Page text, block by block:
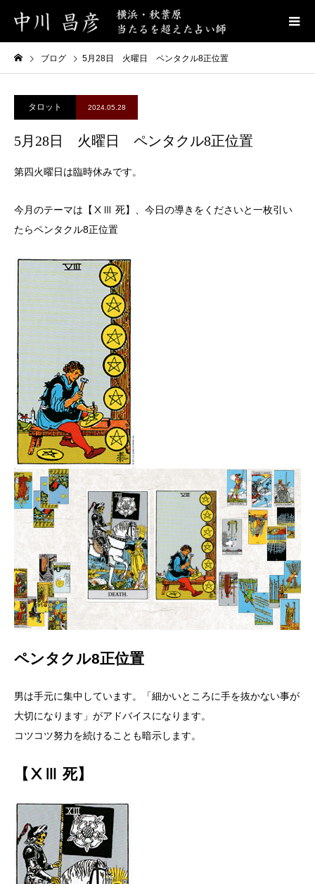
ブログ 5月28日 火曜日 ペンタクル8正位置
タロット 2024.05.28
5月28日 火曜日 ペンタクル8正位置
第四火曜日は臨時休みです。
今月のテーマは【ⅩⅢ 死】、今日の導きをくださいと一枚引い
たらペンタクル8正位置
ペンタクル8正位置
男は手元に集中しています。「細かいところに手を抜かない事が
大切になります」がアドバイスになります。
コツコツ努力を続けることも暗示します。
【ⅩⅢ 死】